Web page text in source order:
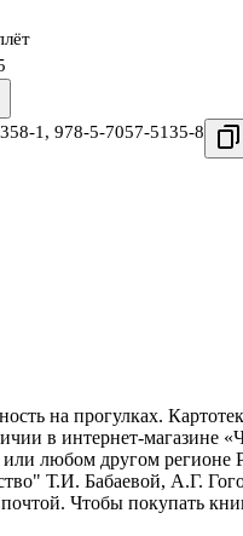
1 , 978-5-7057-5135-8
на прогулках.
в интернет-
любом другом регионе
Т.И. Бабаевой, А.Г.
почтой. Чтобы покупать